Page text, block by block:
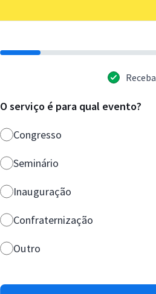
O serviço é para qual evento?
Congresso
Seminário
Inauguração
Confraternização
Outro